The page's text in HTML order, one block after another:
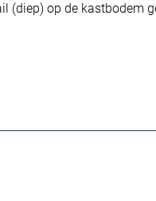
(diep) op de kastbodem